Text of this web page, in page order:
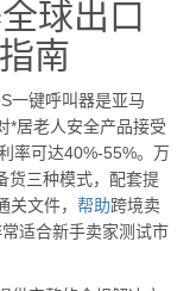
球出口
南
一键呼叫器是亚马
*居老人安全产品接受
率可达40%-55%。万
货三种模式，配套提
文件， 帮助跨境卖
适合新手卖家测试市